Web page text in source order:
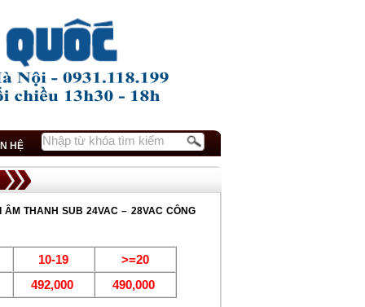
HỆ
THANH SUB 24VAC – 28VAC CÔNG
10-19
>=20
492,000 490,000